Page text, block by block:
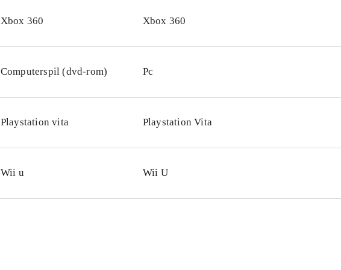
Xbox 360 Xbox 360
Computerspil (dvd-rom) Pc
Playstation vita Playstation Vita
Wii u Wii U